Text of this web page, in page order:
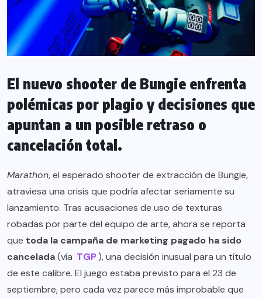
El nuevo shooter de Bungie enfrenta
polémicas por plagio y decisiones que
apuntan a un posible retraso o
cancelación total.
Marathon, el esperado shooter de extracción de Bungie,
atraviesa una crisis que podría afectar seriamente su
lanzamiento. Tras acusaciones de uso de texturas
robadas por parte del equipo de arte, ahora se reporta
que toda la campaña de marketing pagado ha sido
cancelada(vía TGP), una decisión inusual para un título
de este calibre. El juego estaba previsto para el 23 de
septiembre, pero cada vez parece más improbable que